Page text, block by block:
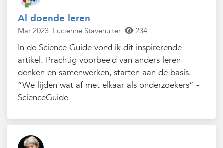
Al doende leren
Mar 2023 Lucienne Stavenuiter 234
In de Science Guide vond ik dit inspirerende
artikel. Prachtig voorbeeld van anders leren
denken en samenwerken, starten aan de basis.
“We lijden wat af met elkaar als onderzoekers” -
ScienceGuide